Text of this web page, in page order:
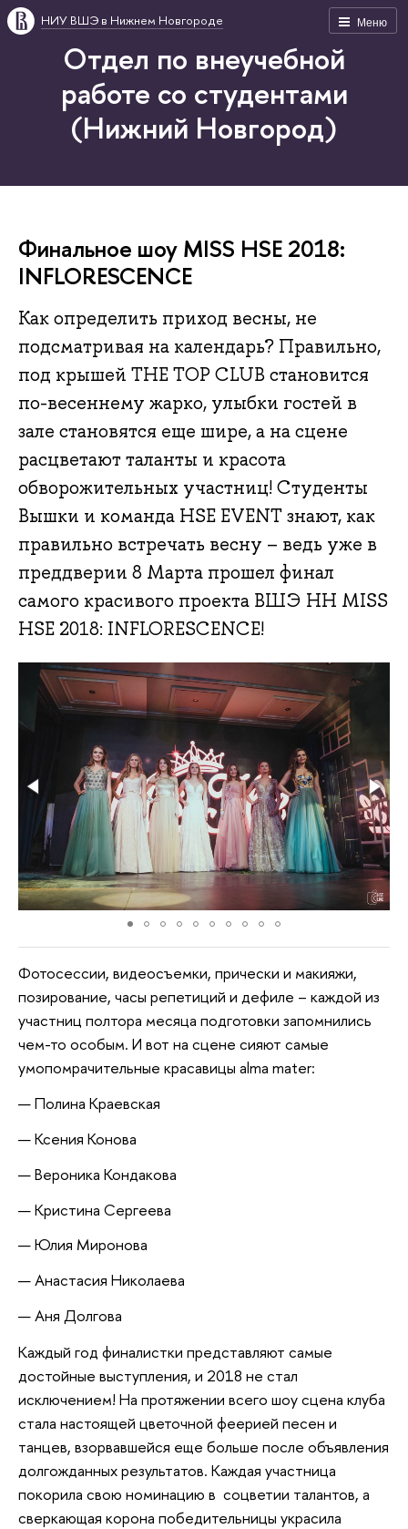
Меню
НИУ ВШЭ в Нижнем Новгороде
Отдел по внеучебной
работе со студентами
(Нижний Новгород)
Финальное шоу MISS HSE 2018:
INFLORESCENCE
Как определить приход весны, не
подсматривая на календарь? Правильно,
под крышей THE TOP CLUB становится
по-весеннему жарко, улыбки гостей в
зале становятся еще шире, а на сцене
расцветают таланты и красота
обворожительных участниц! Студенты
Вышки и команда HSE EVENT знают, как
правильно встречать весну – ведь уже в
преддверии 8 Марта прошел финал
самого красивого проекта ВШЭ НН MISS
HSE 2018: INFLORESCENCE!
Фотосессии, видеосъемки, прически и макияжи,
позирование, часы репетиций и дефиле – каждой из
участниц полтора месяца подготовки запомнились
чем-то особым. И вот на сцене сияют самые
умопомрачительные красавицы alma mater:
Полина Краевская
Ксения Конова
Вероника Кондакова
Кристина Сергеева
Юлия Миронова
Анастасия Николаева
Аня Долгова
Каждый год финалистки представляют самые
достойные выступления, и 2018 не стал
исключением! На протяжении всего шоу сцена клуба
стала настоящей цветочной феерией песен и
танцев, взорвавшейся еще больше после объявления
долгожданных результатов. Каждая участница
покорила свою номинацию в соцветии талантов, а
сверкающая корона победительницы украсила